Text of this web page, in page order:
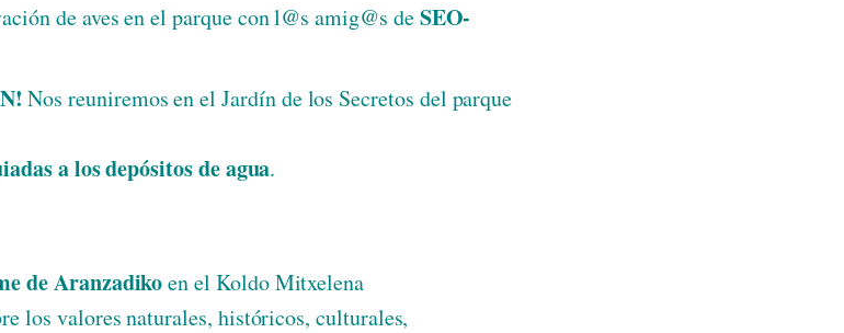
de aves en el parque con l@s amig@s deSEO-
Nos reuniremos en el Jardín de los Secretos del parque
a los depósitos de agua.
de Aranzadikoen el Koldo Mitxelena
los valores naturales, históricos, culturales,